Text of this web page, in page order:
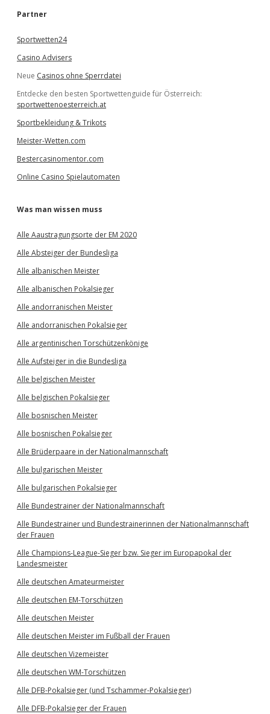
e
Partner
Sportwetten24
Casino Advisers
Neue Casinos ohne Sperrdatei
Entdecke den besten Sportwettenguide für Österreich:
sportwettenoesterreich.at
Sportbekleidung & Trikots
Meister-Wetten.com
Bestercasinomentor.com
Online Casino Spielautomaten
Was man wissen muss
Alle Aaustragungsorte der EM 2020
Alle Absteiger der Bundesliga
Alle albanischen Meister
Alle albanischen Pokalsieger
Alle andorranischen Meister
Alle andorranischen Pokalsieger
Alle argentinischen Torschützenkönige
Alle Aufsteiger in die Bundesliga
Alle belgischen Meister
Alle belgischen Pokalsieger
Alle bosnischen Meister
Alle bosnischen Pokalsieger
Alle Brüderpaare in der Nationalmannschaft
Alle bulgarischen Meister
Alle bulgarischen Pokalsieger
Alle Bundestrainer der Nationalmannschaft
Alle Bundestrainer und Bundestrainerinnen der Nationalmannschaft
der Frauen
Alle Champions-League-Sieger bzw. Sieger im Europapokal der
Landesmeister
Alle deutschen Amateurmeister
Alle deutschen EM-Torschützen
Alle deutschen Meister
Alle deutschen Meister im Fußball der Frauen
Alle deutschen Vizemeister
Alle deutschen WM-Torschützen
Alle DFB-Pokalsieger (und Tschammer-Pokalsieger)
Alle DFB-Pokalsieger der Frauen